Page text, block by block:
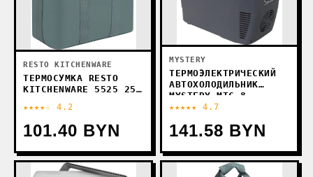
RESTO KITCHENWARE
ТЕРМОСУМКА RESTO
KITCHENWARE 5525 25Л
★★★★☆ 4.2
101.40 BYN
MYSTERY
ТЕРМОЭЛЕКТРИЧЕСКИЙ
АВТОХОЛОДИЛЬНИК
MYSTERY MTC-8
★★★★★ 4.7
141.58 BYN